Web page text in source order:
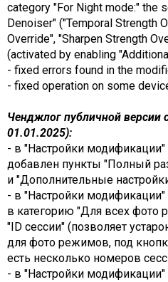
category "For Night mode:" the
Denoiser" ("Temporal Strength
Override", "Sharpen Strength
(activated by enabling
- fixed errors found in the
- fixed operation on some
Ченджлог публичной версии
01.01.2025):
- в "Настройки
добавлен пункты "Полный
и "Дополнительные
- в "Настройки
в категорию "Для всех фото
"ID сессии" (позволяет
для фото режимов, под
есть несколько номеров
- в "Настройки